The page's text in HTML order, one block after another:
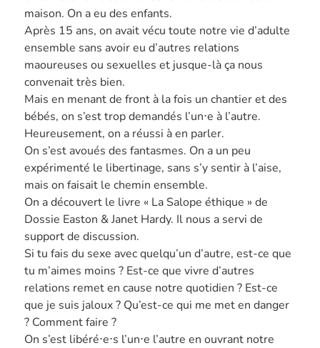
maison. On a eu des enfants.
Après 15 ans, on avait vécu toute notre vie d’adulte
ensemble sans avoir eu d’autres relations
maoureuses ou sexuelles et jusque-là ça nous
convenait très bien.
Mais en menant de front à la fois un chantier et des
bébés, on s’est trop demandés l’un⋅e à l’autre.
Heureusement, on a réussi à en parler.
On s’est avoués des fantasmes. On a un peu
expérimenté le libertinage, sans s’y sentir à l’aise,
mais on faisait le chemin ensemble.
On a découvert le livre « La Salope éthique » de
Dossie Easton & Janet Hardy. Il nous a servi de
support de discussion.
Si tu fais du sexe avec quelqu’un d’autre, est-ce que
tu m’aimes moins ? Est-ce que vivre d’autres
relations remet en cause notre quotidien ? Est-ce
que je suis jaloux ? Qu’est-ce qui me met en danger
? Comment faire ?
On s’est libéré⋅e⋅s l’un⋅e l’autre en ouvrant notre